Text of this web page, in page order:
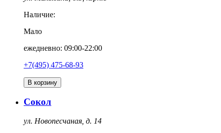
Наличие:
Мало
ежедневно: 09:00-22:00
+7(495) 475-68-93
В корзину
Сокол
ул. Новопесчаная, д. 14